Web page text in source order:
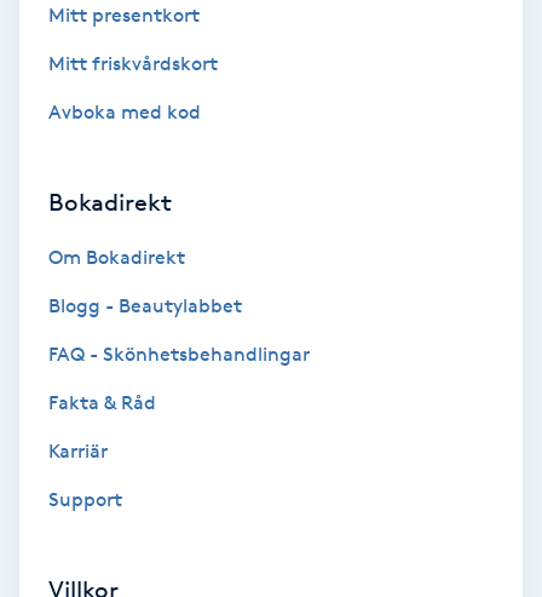
Svensk massage
Tuina-massage
Taktil massage
Tandläkare
Tatuering
Mitt presentkort
Mitt friskvårdskort
Avboka med kod
Bokadirekt
Om Bokadirekt
Blogg - Beautylabbet
FAQ - Skönhetsbehandlingar
Fakta & Råd
Karriär
Support
Villkor